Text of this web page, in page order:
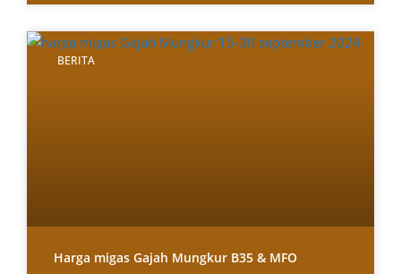
BERITA
Harga migas Gajah Mungkur B35 & MFO